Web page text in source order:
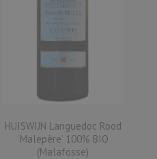
HUISWIJN Languedoc Rood
‘Malepère’ 100% BIO
(Malafosse)